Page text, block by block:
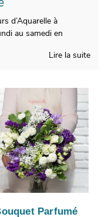
d’Aquarelle à
au samedi en
au conditionnement
spécifique, puis
Nous vous ferons
manière à ce que
envoyé sera
L’envoi sera ensuite
une photo ou un
Lire la suite
Parfumé